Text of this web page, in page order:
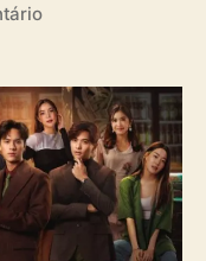
e
T
h
e
J
u
n
g